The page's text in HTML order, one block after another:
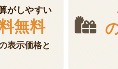
がしやすい
無料
表示価格と